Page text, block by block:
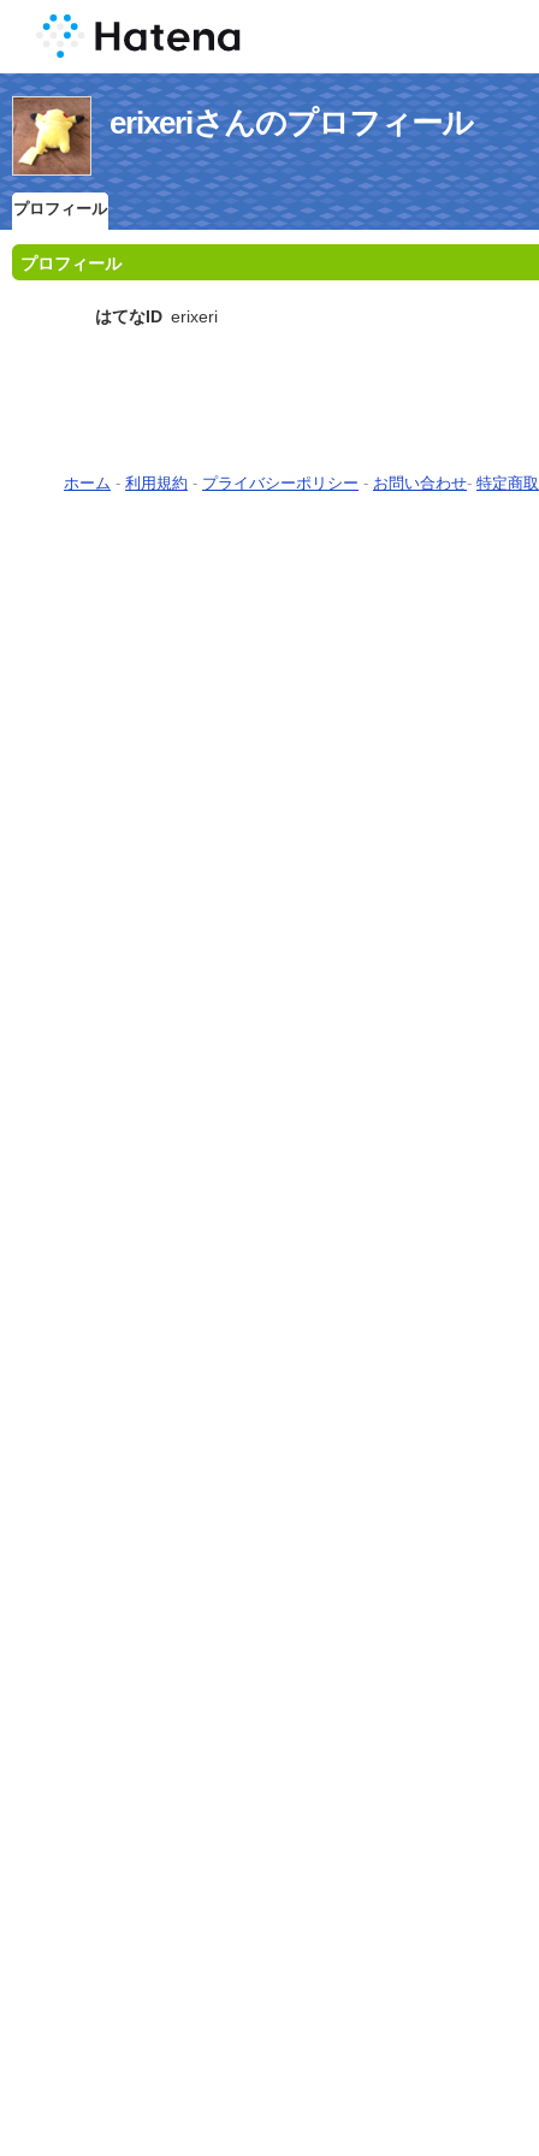
erixeriさんのプロフィール
プロフィール
プロフィール
はてなID erixeri
ホーム - 利用規約 - プライバシーポリシー - お問い合わせ- 特定商